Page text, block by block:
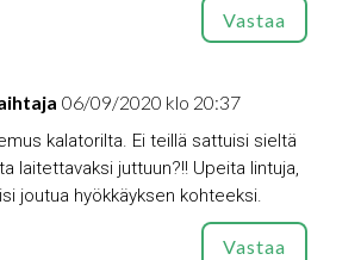
Vastaa
06/09/2020 klo 20:37
kalatorilta. Ei teillä sattuisi sieltä
laitettavaksi juttuun?!! Upeita lintuja,
joutua hyökkäyksen kohteeksi.
Vastaa